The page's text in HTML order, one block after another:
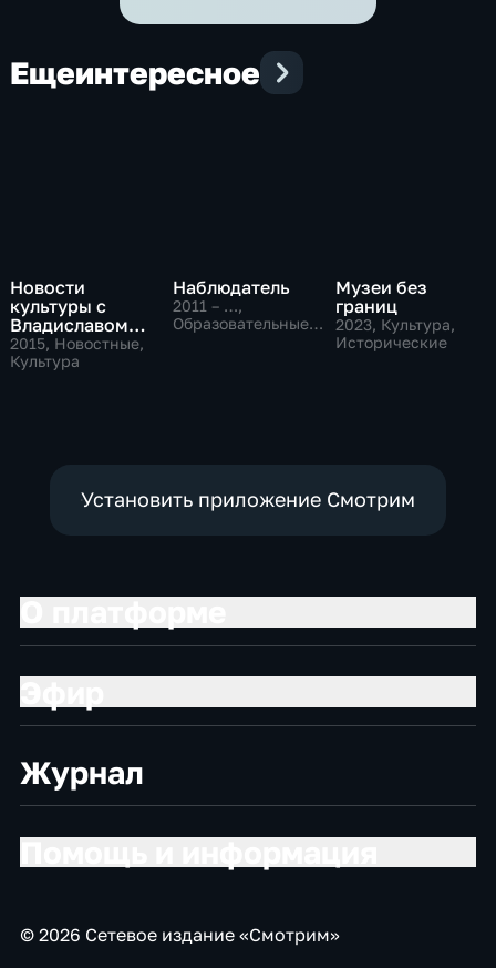
Ещеинтересное
Новости
культуры с
Владиславом
Флярковским
2015, Новостные,
Культура
Наблюдатель
2011 – …,
Образовательные,
Музеи без
границ
2023, Культура,
Исторические
Установить приложение Смотрим
Журнал
© 2026 Сетевое издание «Смотрим»